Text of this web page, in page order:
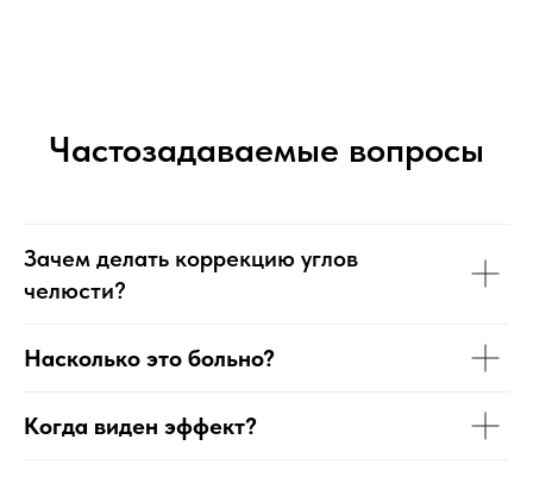
Частозадаваемые вопросы
Зачем делать коррекцию углов
челюсти?
Насколько это больно?
Когда виден эффект?